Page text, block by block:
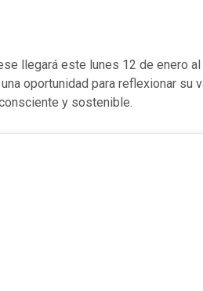
llegará este lunes 12 de enero
oportunidad para reflexionar su
y sostenible.